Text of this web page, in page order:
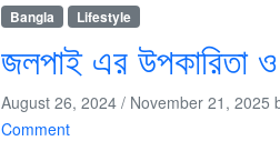
Bangla Lifestyle
জলপাই এর উপকারিতা
August 26, 2024 / November 21, 2025
Comment